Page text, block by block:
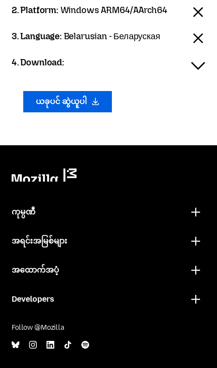
2. Platform: Windows ARM64/AArch64
3. Language: Belarusian - Беларуская
4. Download:
ယခုပင် ဆွဲယူပါ
ကုမ္ပဏီ
အရင်းအမြစ်များ
အထောက်အပံ့
Developers
Follow @Mozilla